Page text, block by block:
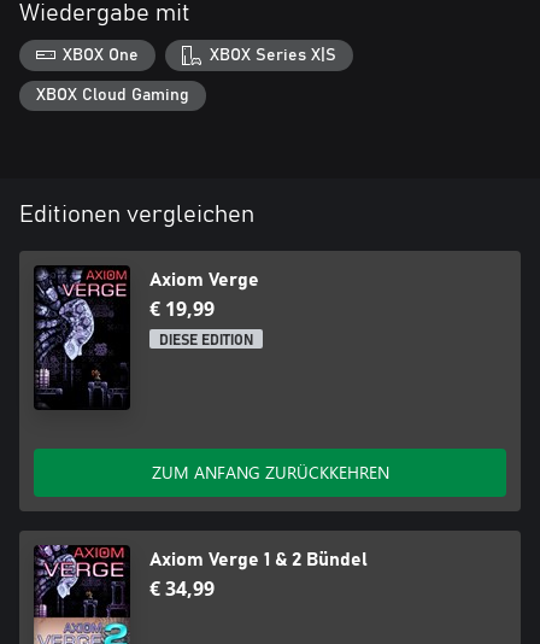
Wiedergabe mit
XBOX One XBOX Series X|S
XBOX Cloud Gaming
Editionen vergleichen
Axiom Verge
€ 19,99
DIESE EDITION
ZUM ANFANG ZURÜCKKEHREN
Axiom Verge 1 & 2 Bündel
€ 34,99